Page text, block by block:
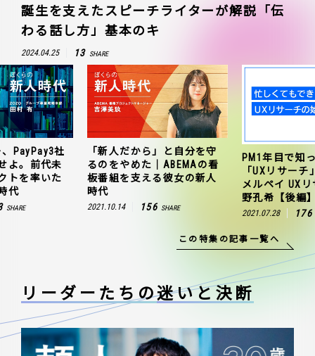
誕生を支えたスピーチライターが解説「伝
わる話し方」基本のキ
2024.04.25 13 SHARE
PayPay3社
よ。前代未
トを率いた
代
SHARE
「新人だから」と自分を守
るのをやめた｜ABEMAの看
板番組を支える彼女の新人
時代
2021.10.14 156 SHARE
PM1年目で知
「UXリサー
メルペイ UX
野孔希【後編
2021.07.28 176
この特集の記事一覧へ
リーダーたちの迷いと決断